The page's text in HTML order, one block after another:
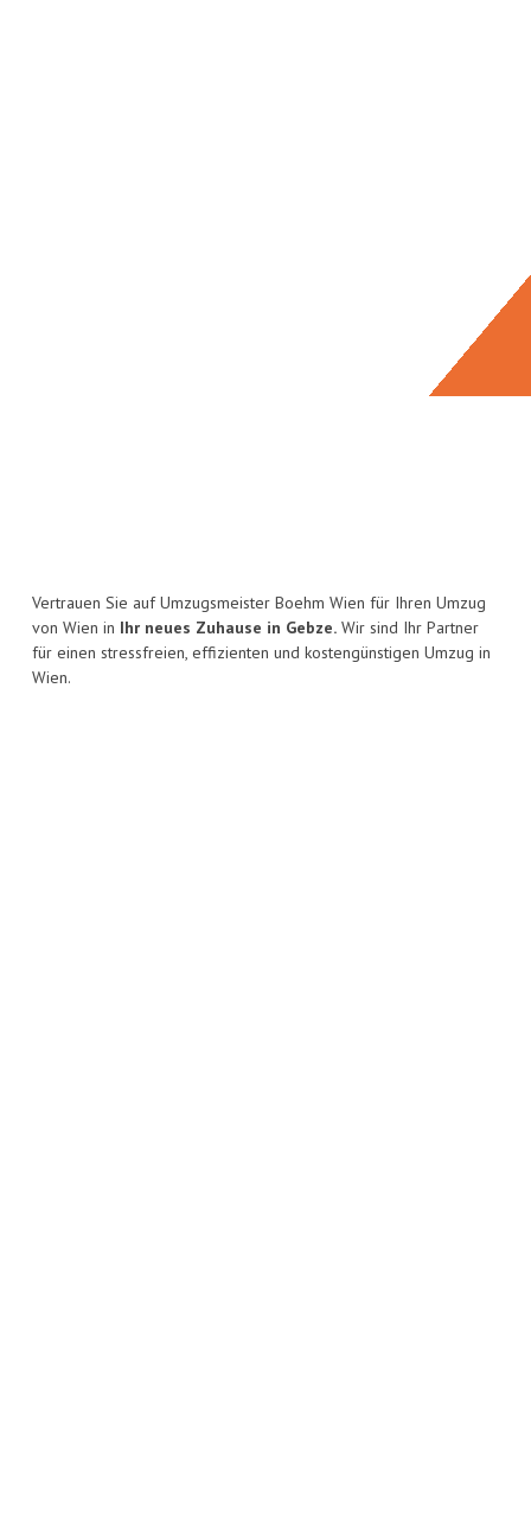
Vertrauen Sie auf Umzugsmeister Boehm Wien für Ihren Umzug
von Wien in Ihr neues Zuhause in Gebze. Wir sind Ihr Partner
für einen stressfreien, effizienten und kostengünstigen Umzug in
Wien.